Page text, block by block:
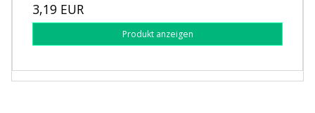
3,19 EUR
Produkt anzeigen